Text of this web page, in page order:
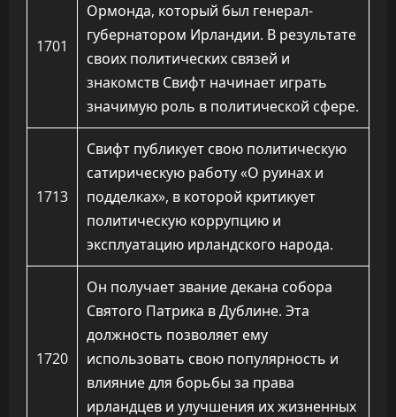
1701
Ормонда, который был генерал-
губернатором Ирландии. В результате
своих политических связей и
знакомств Свифт начинает играть
значимую роль в политической сфере.
1713
Свифт публикует свою политическую
сатирическую работу «О руинах и
подделках», в которой критикует
политическую коррупцию и
эксплуатацию ирландского народа.
1720
Он получает звание декана собора
Святого Патрика в Дублине. Эта
должность позволяет ему
использовать свою популярность и
влияние для борьбы за права
ирландцев и улучшения их жизненных